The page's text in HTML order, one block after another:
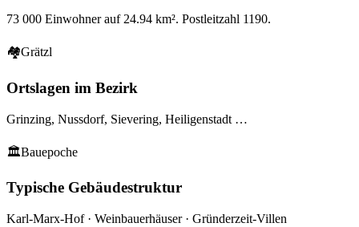
73 000 Einwohner auf 24.94 km². Postleitzahl 1190.
🏘Grätzl
Ortslagen im Bezirk
Grinzing, Nussdorf, Sievering, Heiligenstadt …
🏛Bauepoche
Typische Gebäudestruktur
Karl-Marx-Hof · Weinbauerhäuser · Gründerzeit-Villen